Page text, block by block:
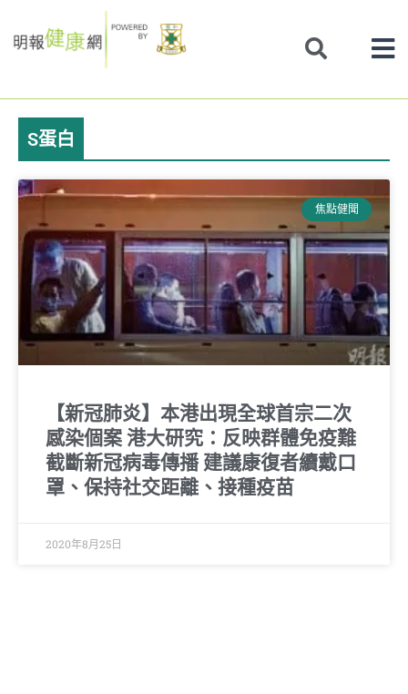
to
S蛋白
焦點健聞
【新冠肺炎】本港出現全球首宗二次
感染個案 港大研究：反映群體免疫難
截斷新冠病毒傳播 建議康復者續戴口
罩、保持社交距離、接種疫苗
2020年8月25日